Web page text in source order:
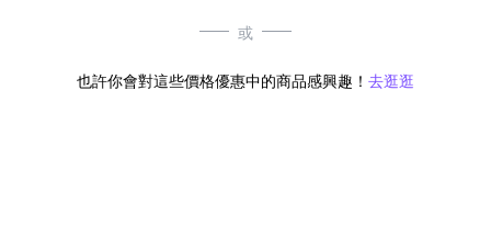
或
也許你會對這些價格優惠中的商品感興趣！ 去逛逛